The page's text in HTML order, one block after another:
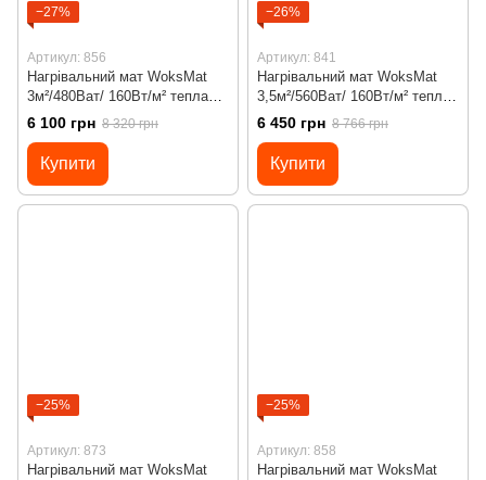
−27%
Артикул: 856
Нагрівальний мат WoksMat
3м²/480Ват/ 160Вт/м² тепла
підлога під плитку з
програмованим
терморегулятором Х65 Wi-Fi
6 100 грн 8 320 грн
Купити
−26%
Артикул: 841
Нагрівальний мат WoksMat
3,5м²/560Ват/ 160Вт/м² тепла
підлога під плитку з
програмованим
терморегулятором Х55
6 450 грн 8 766 грн
Купити
−25%
Артикул: 873
Нагрівальний мат WoksMat
−25%
Артикул: 858
Нагрівальний мат WoksMat